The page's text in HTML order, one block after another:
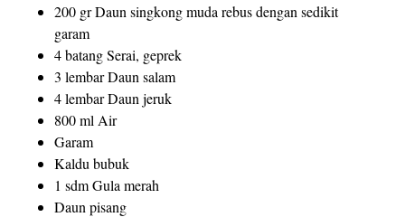
200 gr Daun singkong muda rebus dengan sedikit
garam
4 batang Serai, geprek
3 lembar Daun salam
4 lembar Daun jeruk
800 ml Air
Garam
Kaldu bubuk
1 sdm Gula merah
Daun pisang